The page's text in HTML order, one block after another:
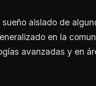
aislado de
en la
avanzadas y en